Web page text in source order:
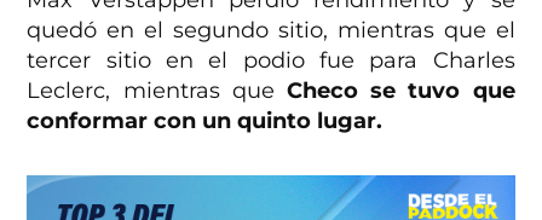
quedó en el segundo sitio, mientras que el
tercer sitio en el podio fue para Charles
Leclerc, mientras que Checo se tuvo que
conformar con un quinto lugar.